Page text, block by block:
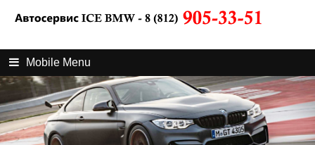
Mobile Menu